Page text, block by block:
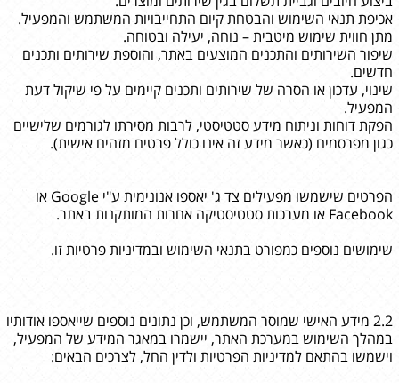
אכיפת תנאי השימוש והבטחת קיום התחייבויות המשתמש והמפעיל.
מתן חווית שימוש מיטבית – נוחה, יעילה ובטוחה.
שיפור השירותים והתכנים המוצעים באתר, והוספת שירותים ותכנים
חדשים.
שינוי, עדכון או הסרה של שירותים ותכנים קיימים על פי שיקול דעת
המפעיל.
הפקת דוחות וניתוח מידע סטטיסטי, לרבות מסירתו לגורמים שלישיים
כגון מפרסמים (כאשר מידע זה אינו כולל פרטים מזהים אישית).
הפרטים שישמשו מפעילים צד ג' יאספו אנונימית ע"י Google או
Facebook או מערכות סטטיסטיקה אחרות המותקנות באתר.
שימושים נוספים כמפורט בתנאי השימוש ובמדיניות פרטיות זו.
2.2 מידע האישי שמוסר המשתמש, וכן נתונים נוספים שייאספו אודותיו
במהלך השימוש במערכת האתר, יישמרו במאגר המידע של המפעיל,
וישמשו בהתאם למדיניות הפרטיות ולדין החל, לצרכים הבאים: